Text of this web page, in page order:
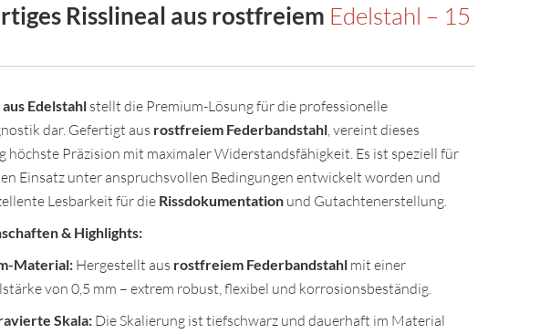
Risslineal aus rostfreiem Edelstahl – 15
Edelstahl stellt die Premium-Lösung für die professionelle
dar. Gefertigt aus rostfreiem Federbandstahl, vereint dieses
höchste Präzision mit maximaler Widerstandsfähigkeit. Es ist speziell für
Einsatz unter anspruchsvollen Bedingungen entwickelt worden und
Lesbarkeit für die Rissdokumentation und Gutachtenerstellung.
& Highlights:
Material: Hergestellt aus rostfreiem Federbandstahl mit einer
von 0,5 mm – extrem robust, flexibel und korrosionsbeständig.
Skala: Die Skalierung ist tiefschwarz und dauerhaft im Material